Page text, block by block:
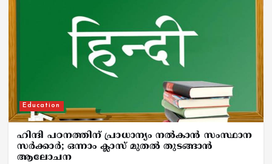
Education
ഹിന്ദി പഠനത്തിന് പ്രാധാന്യം നൽകാൻ സംസ്ഥാന
സർക്കാർ; ഒന്നാം ക്ലാസ് മുതൽ തുടങ്ങാൻ
ആലോചന